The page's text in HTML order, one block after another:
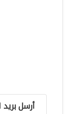
أرسل بريد